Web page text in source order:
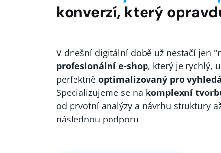
konverzí, který
V dnešní digitální době už nestačí jen
profesionální e-shop, který je rychlý,
perfektně optimalizovaný pro
Specializujeme se na komplexní
od prvotní analýzy a návrhu struktury
následnou podporu.